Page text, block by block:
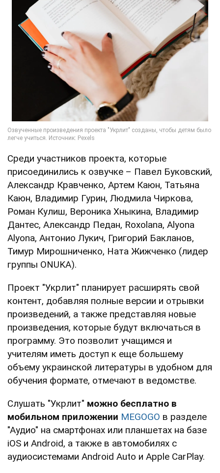
Среди участников проекта, которые
присоединились к озвучке – Павел Буковский,
Александр Кравченко, Артем Каюн, Татьяна
Каюн, Владимир Гурин, Людмила Чиркова,
Роман Кулиш, Вероника Хныкина, Владимир
Дантес, Александр Педан, Roxolana, Alyona
Alyona, Антонио Лукич, Григорий Бакланов,
Тимур Мирошниченко, Ната Жижченко (лидер
группы ONUKA).
Проект "Укрлит" планирует расширять свой
контент, добавляя полные версии и отрывки
произведений, а также представляя новые
произведения, которые будут включаться в
программу. Это позволит учащимся и
учителям иметь доступ к еще большему
объему украинской литературы в удобном для
обучения формате, отмечают в ведомстве.
Слушать "Укрлит" можно бесплатно в
мобильном приложении MEGOGO в разделе
"Аудио" на смартфонах или планшетах на базе
iOS и Android, а также в автомобилях с
аудиосистемами Android Auto и Apple CarPlay.